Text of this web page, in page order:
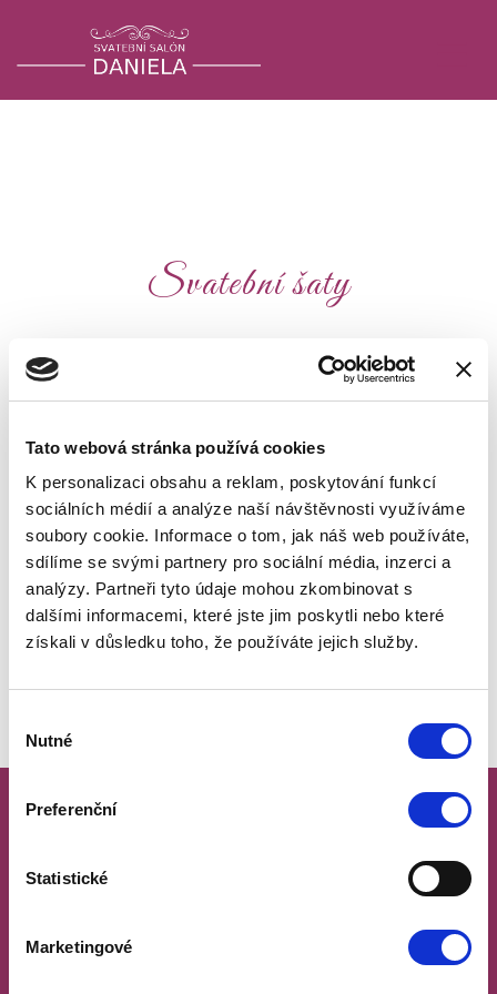
Tato webová stránka používá cookies
K personalizaci obsahu a reklam, poskytování funkcí
sociálních médií a analýze naší návštěvnosti využíváme
soubory cookie. Informace o tom, jak náš web používáte,
sdílíme se svými partnery pro sociální média, inzerci a
analýzy. Partneři tyto údaje mohou zkombinovat s
dalšími informacemi, které jste jim poskytli nebo které
získali v důsledku toho, že používáte jejich služby.
souhlasu
Nutné
Preferenční
Statistické
Marketingové
Svatební šaty
šatů.
Svatební šaty lze objednat dle vaší velikosti.